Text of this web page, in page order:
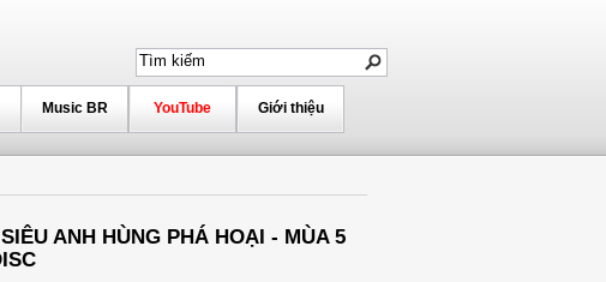
Music BR YouTube Giới thiệu
ANH HÙNG PHÁ HOẠI - MÙA 5